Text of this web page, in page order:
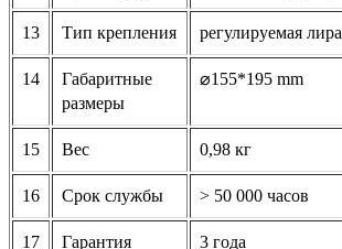
13 Тип крепления регулируемая лира
14
Габаритные
размеры
⌀155*195 mm
15 Вес 0,98 кг
16 Срок службы > 50 000 часов
17 Гарантия 3 года